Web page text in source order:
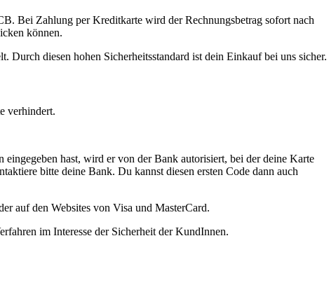
Bei Zahlung per Kreditkarte wird der Rechnungsbetrag sofort nach
können.
Durch diesen hohen Sicherheitsstandard ist dein Einkauf bei uns sicher.
verhindert.
hast, wird er von der Bank autorisiert, bei der deine Karte
bitte deine Bank. Du kannst diesen ersten Code dann auch
auf den Websites von Visa und MasterCard.
im Interesse der Sicherheit der KundInnen.